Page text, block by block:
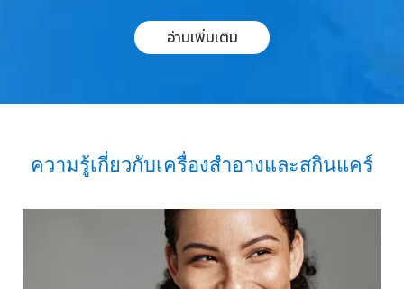
อ่านเพิ่มเติม
ความรู้เกี่ยวกับเครื่องสำอางและสกินแคร์